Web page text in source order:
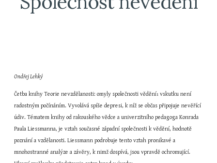
Ondřej Lehký
Četba knihy Teorie nevzdělanosti: omyly společnosti vědění1 vskutku není
radostným počínáním. Vyvolává spíše depresi, k níž se občas připojuje nevěřící
údiv. Tématem knihy od rakouského vědce a univerzitního pedagoga Konrada
Paula Liessmanna, je vztah současné západní společnosti k vědění, hodnotě
poznání a vzdělanosti. Liessmann podrobuje tento vztah pronikavé a
mnohostranné analýze a závěry, k nimž dospívá, jsou vpravdě ochromující.